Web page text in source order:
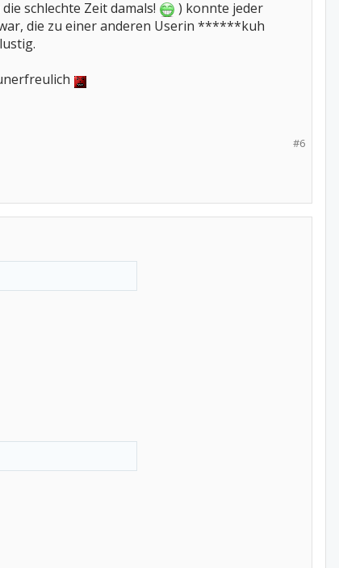
schlechte Zeit damals!
) konnte jeder
die zu einer anderen Userin ******kuh
#6